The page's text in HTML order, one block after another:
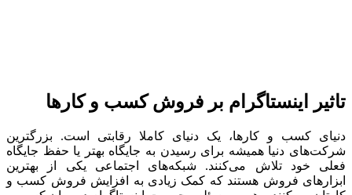
تاثیر اینستاگرام بر فروش کسب‌ و کارها
دنیای کسب ‌و کارها، یک دنیای کاملا رقابتی است. بزرگترین
شرکت‌های دنیا همیشه برای رسیدن به جایگاه بهتر یا حفظ جایگاه
فعلی خود تلاش می‌کنند. شبکه‌های اجتماعی یکی از بهترین
ابزارهای فروش هستند که کمک زیادی به افزایش فروش کسب و